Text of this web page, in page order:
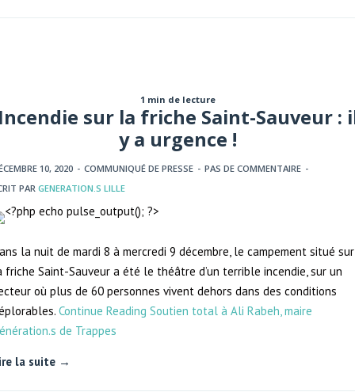
1 min de lecture
sur la friche Saint-Sauveur :
y a urgence !
10, 2020 - COMMUNIQUÉ DE PRESSE - PAS DE COMMENTAIRE -
PARGENERATION.S LILLE
la nuit de mardi 8 à mercredi 9 décembre, le campement situé sur
friche Saint-Sauveur a été le théâtre d’un terrible incendie, sur un
où plus de 60 personnes vivent dehors dans des conditions
Continue Reading Soutien total à Ali Rabeh, maire
de Trappes
la suite →